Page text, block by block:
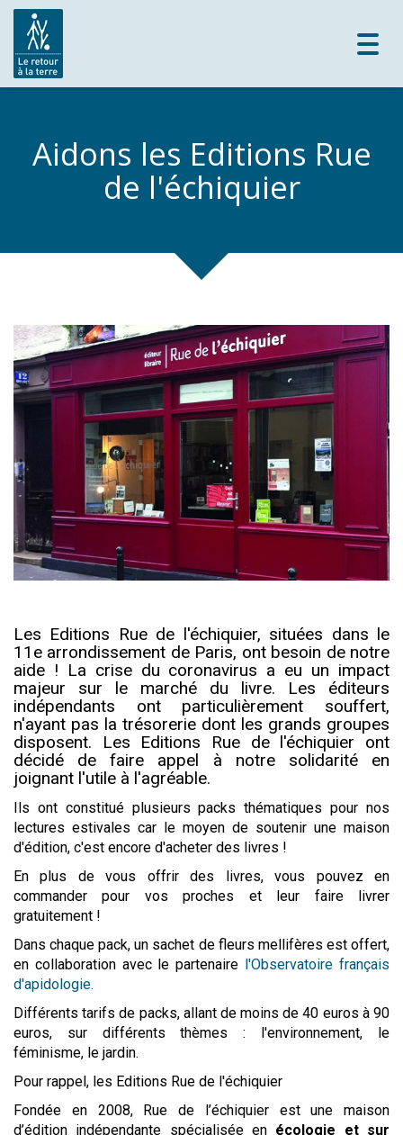
Aidons les Editions Rue
de l'échiquier
Les Editions Rue de l'échiquier, situées dans le
11e arrondissement de Paris, ont besoin de notre
aide ! La crise du coronavirus a eu un impact
majeur sur le marché du livre. Les éditeurs
indépendants ont particulièrement souffert,
n'ayant pas la trésorerie dont les grands groupes
disposent. Les Editions Rue de l'échiquier ont
décidé de faire appel à notre solidarité en
joignant l'utile à l'agréable.
Ils ont constitué plusieurs packs thématiques pour nos
lectures estivales car le moyen de soutenir une maison
d'édition, c'est encore d'acheter des livres !
En plus de vous offrir des livres, vous pouvez en
commander pour vos proches et leur faire livrer
gratuitement !
Dans chaque pack, un sachet de fleurs mellifères est offert,
en collaboration avec le partenaire l'Observatoire français
d'apidologie.
Différents tarifs de packs, allant de moins de 40 euros à 90
euros, sur différents thèmes : l'environnement, le
féminisme, le jardin.
Pour rappel, les Editions Rue de l'échiquier
Fondée en 2008, Rue de l’échiquier est une maison
d’édition indépendante spécialisée en écologie et sur